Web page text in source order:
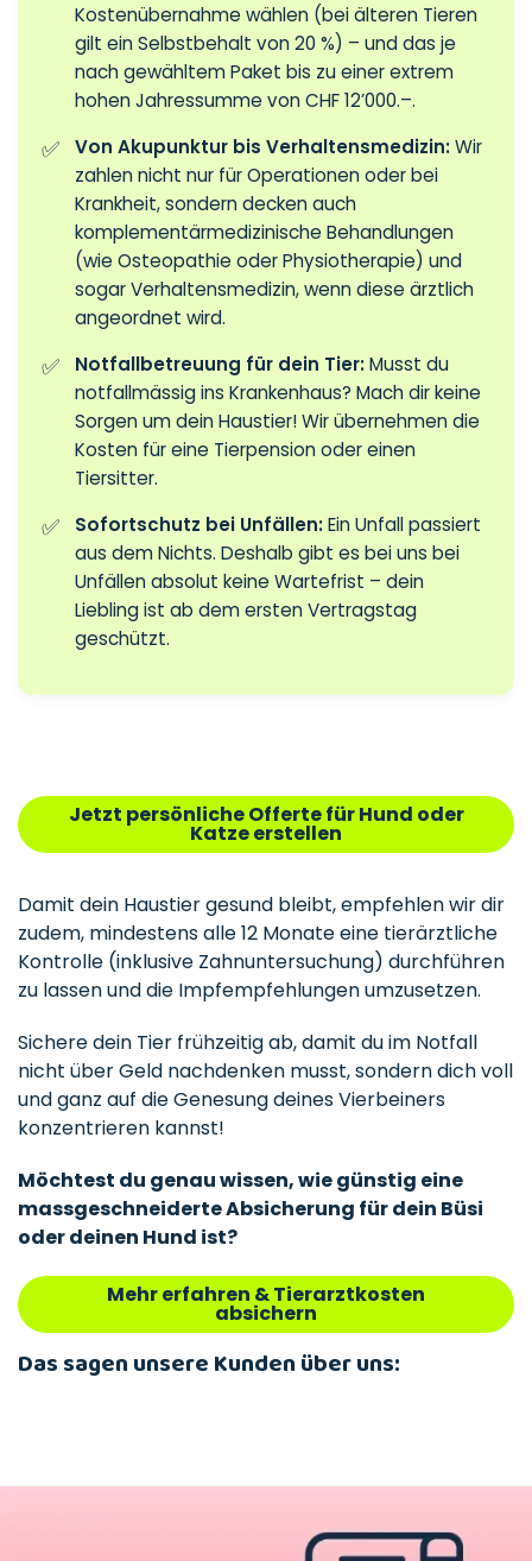
Kostenübernahme wählen (bei älteren Tieren
gilt ein Selbstbehalt von 20 %) – und das je
nach gewähltem Paket bis zu einer extrem
hohen Jahressumme von CHF 12’000.–.
Von Akupunktur bis Verhaltensmedizin:Wir
zahlen nicht nur für Operationen oder bei
Krankheit, sondern decken auch
komplementärmedizinische Behandlungen
(wie Osteopathie oder Physiotherapie) und
sogar Verhaltensmedizin, wenn diese ärztlich
angeordnet wird.
Notfallbetreuung für dein Tier:Musst du
notfallmässig ins Krankenhaus? Mach dir keine
Sorgen um dein Haustier! Wir übernehmen die
Kosten für eine Tierpension oder einen
Tiersitter.
Sofortschutz bei Unfällen:Ein Unfall passiert
aus dem Nichts. Deshalb gibt es bei uns bei
Unfällen absolut keine Wartefrist – dein
Liebling ist ab dem ersten Vertragstag
geschützt.
Jetzt persönliche Offerte für Hund oder
Katze erstellen
Damit dein Haustier gesund bleibt, empfehlen wir dir
zudem, mindestens alle 12 Monate eine tierärztliche
Kontrolle (inklusive Zahnuntersuchung) durchführen
zu lassen und die Impfempfehlungen umzusetzen.
Sichere dein Tier frühzeitig ab, damit du im Notfall
nicht über Geld nachdenken musst, sondern dich voll
und ganz auf die Genesung deines Vierbeiners
konzentrieren kannst!
Möchtest du genau wissen, wie günstig eine
massgeschneiderte Absicherung für dein Büsi
oder deinen Hund ist?
Mehr erfahren & Tierarztkosten
absichern
Das sagen unsere Kunden über uns: